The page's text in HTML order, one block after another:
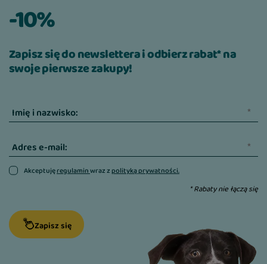
-10%
Zapisz się do newslettera i odbierz rabat* na
swoje pierwsze zakupy!
Imię i nazwisko:
Adres e-mail:
Akceptujęregulaminwraz zpolityką prywatności.
* Rabaty nie łączą się
Zapisz się